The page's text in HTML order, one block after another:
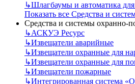
↳Шлагбаумы и автоматика
Показать все Средства и
Средства и системы охранно-
↳АСКУЭ Ресурс
↳Извещатели аварийные
↳Извещатели охранные для
↳Извещатели охранные для
↳Извещатели пожарные
↳Интегрированная система